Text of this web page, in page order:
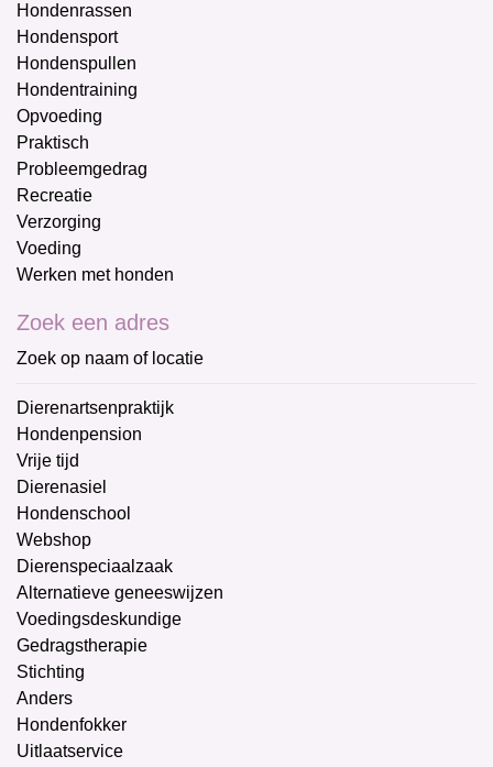
Hondenrassen
Hondensport
Hondenspullen
Hondentraining
Opvoeding
Praktisch
Probleemgedrag
Recreatie
Verzorging
Voeding
Werken met honden
Zoek een adres
Zoek op naam of locatie
Dierenartsenpraktijk
Hondenpension
Vrije tijd
Dierenasiel
Hondenschool
Webshop
Dierenspeciaalzaak
Alternatieve geneeswijzen
Voedingsdeskundige
Gedragstherapie
Stichting
Anders
Hondenfokker
Uitlaatservice